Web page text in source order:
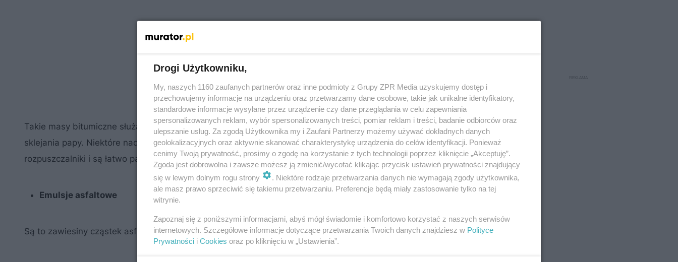
Takie masy bitumiczne służą głównie do gruntowania podłoża przed nałożeniem właściwej masy izolacyjnej lub do
sklejania papy. Niektóre nadają się też do wykonywania samodzielnych powłok izolacyjnych. Zawierają
rozpuszczalniki i są łatwo palne;
Emulsje asfaltowe
Są to zawiesiny cząstek asfaltu w wodzie. Jest ich kilka rodzajów:
Drogi Użytkowniku,
My, naszych 1160 zaufanych partnerów oraz inne podmioty z Grupy ZPR Media uzyskujemy dostęp i
przechowujemy informacje na urządzeniu oraz przetwarzamy dane osobowe, takie jak unikalne identyfikatory,
standardowe informacje wysyłane przez urządzenie czy dane przeglądania w celu zapewniania
spersonalizowanych reklam, wybór spersonalizowanych treści, pomiar reklam i treści, badanie odbiorców oraz
ulepszanie usług. Za zgodą Użytkownika my i Zaufani Partnerzy możemy używać dokładnych danych
geolokalizacyjnych oraz aktywnie skanować charakterystykę urządzenia do celów identyfikacji. Ponieważ
cenimy Twoją prywatność, prosimy o zgodę na korzystanie z tych technologii poprzez kliknięcie „Akceptuję”.
Zgoda jest dobrowolna i zawsze możesz ją zmienić/wycofać klikając przycisk ustawień prywatności znajdujący
się w lewym dolnym rogu strony
. Niektóre rodzaje przetwarzania danych nie wymagają zgody użytkownika,
ale masz prawo sprzeciwić się takiemu przetwarzaniu. Preferencje będą miały zastosowanie tylko na tej
witrynie.
Zapoznaj się z poniższymi informacjami, abyś mógł świadomie i komfortowo korzystać z naszych serwisów
internetowych. Szczegółowe informacje dotyczące przetwarzania Twoich danych znajdziesz w Polityce
Prywatności i Cookies oraz po kliknięciu w „Ustawienia”.